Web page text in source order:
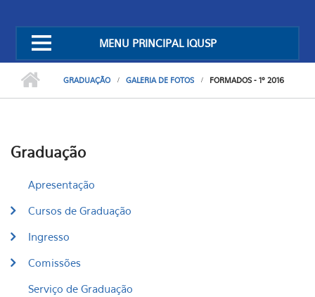
MENU PRINCIPAL IQUSP
GRADUAÇÃO GALERIA DE FOTOS FORMADOS - 1º 2016
Graduação
Apresentação
Cursos de Graduação
Ingresso
Comissões
Serviço de Graduação